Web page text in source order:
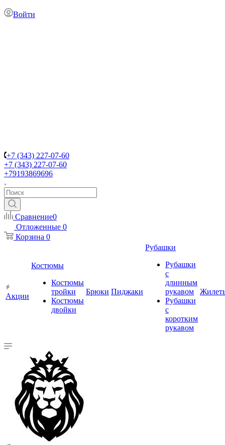
Войти
+7 (343) 227-07-60
+7 (343) 227-07-60
+79193869696
Сравнение0
Отложенные 0
Корзина 0
Акции
Костюмы
Костюмы
тройки
Костюмы
двойки
Брюки Пиджаки
Рубашки
Рубашки
с
длинным
рукавом
Рубашки
с
коротким
рукавом